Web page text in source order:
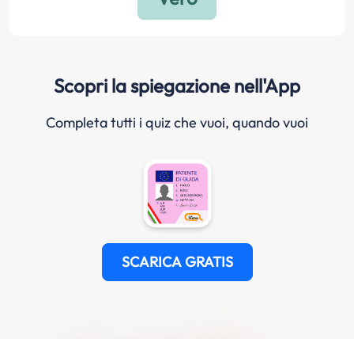
Scopri la spiegazione nell'App
Completa tutti i quiz che vuoi, quando vuoi
SCARICA GRATIS